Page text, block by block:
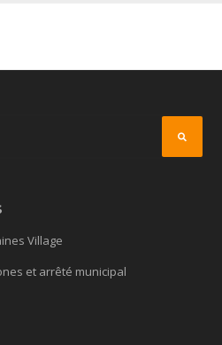
Village
et arrêté municipal